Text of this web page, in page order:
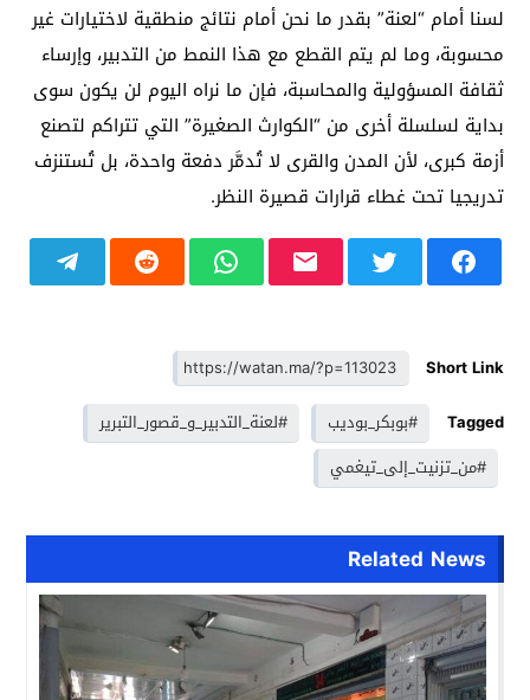
لسنا أمام “لعنة” بقدر ما نحن أمام نتائج منطقية لاختيارات غير
محسوبة، وما لم يتم القطع مع هذا النمط من التدبير، وإرساء
ثقافة المسؤولية والمحاسبة، فإن ما نراه اليوم لن يكون سوى
بداية لسلسلة أخرى من “الكوارث الصغيرة” التي تتراكم لتصنع
أزمة كبرى، لأن المدن والقرى لا تُدمَّر دفعة واحدة، بل تُستنزف
تدريجيا تحت غطاء قرارات قصيرة النظر.
Short Link
Tagged
#بوبكر_بوديب
#لعنة_التدبير_و_قصور_التبرير
#من_تزنيت_إلى_تيغمي
Related News